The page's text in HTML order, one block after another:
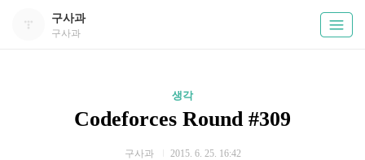
구사과
구사과
생각
Codeforces Round #309
구사과 2015. 6. 25. 16:42